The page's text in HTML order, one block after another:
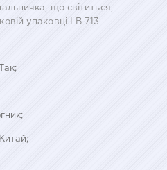
що світиться,
упаковці LB-713